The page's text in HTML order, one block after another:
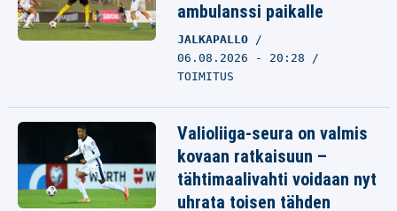
ambulanssi paikalle
JALKAPALLO
06.08.2026 - 20:28
TOIMITUS
Valioliiga-seura on valmis
kovaan ratkaisuun –
tähtimaalivahti voidaan nyt
uhrata toisen tähden